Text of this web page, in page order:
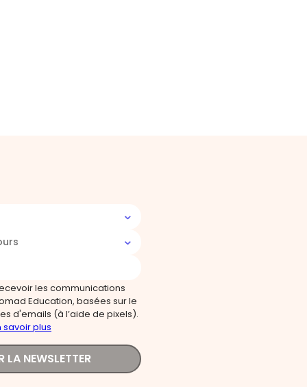
les communications
Education, basées sur le
d'emails (à l’aide de pixels).
savoir plus
LA NEWSLETTER